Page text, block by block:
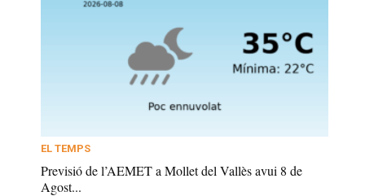
EL TEMPS
Previsió de l’AEMET a Mollet del Vallès avui 8 de
Agost...